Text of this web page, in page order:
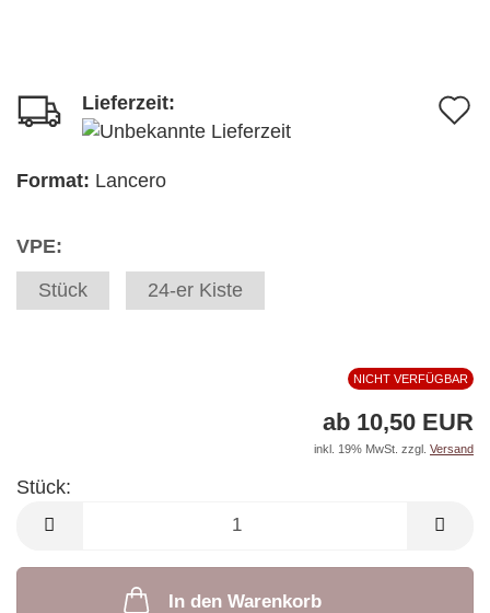
Lieferzeit:
Format: Lancero
VPE:
Stück
24-er Kiste
NICHT VERFÜGBAR
ab 10,50 EUR
inkl. 19% MwSt. zzgl. Versand
Stück:
Stück
In den Warenkorb